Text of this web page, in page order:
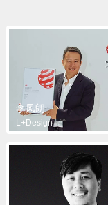
李凤朗
L+Design